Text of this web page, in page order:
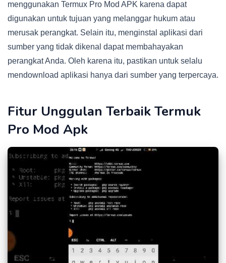
menggunakan Termux Pro Mod APK karena dapat
digunakan untuk tujuan yang melanggar hukum atau
merusak perangkat. Selain itu, menginstal aplikasi dari
sumber yang tidak dikenal dapat membahayakan
perangkat Anda. Oleh karena itu, pastikan untuk selalu
mendownload aplikasi hanya dari sumber yang terpercaya.
Fitur Unggulan Terbaik Termuk
Pro Mod Apk